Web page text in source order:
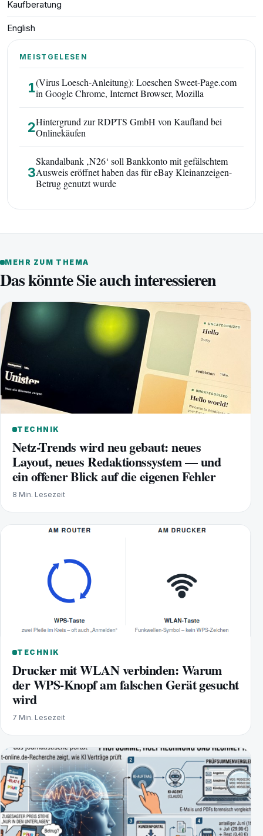
Kaufberatung
English
MEISTGELESEN
1(Virus Loesch-Anleitung): Loeschen Sweet-Page.com
in Google Chrome, Internet Browser, Mozilla
2Hintergrund zur RDPTS GmbH von Kaufland bei
Onlinekäufen
3
Skandalbank ‚N26‘ soll Bankkonto mit gefälschtem
Ausweis eröffnet haben das für eBay Kleinanzeigen-
Betrug genutzt wurde
MEHR ZUM THEMA
Das könnte Sie auch interessieren
TECHNIK
Netz-Trends wird neu gebaut: neues
Layout, neues Redaktionssystem — und
ein offener Blick auf die eigenen Fehler
8 Min. Lesezeit
TECHNIK
Drucker mit WLAN verbinden: Warum
der WPS-Knopf am falschen Gerät gesucht
wird
7 Min. Lesezeit